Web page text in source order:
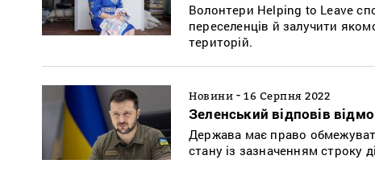
Волонтери Helping to Leave
переселенців й залучити
територій.
Новини - 16 Серпня 2022
Зеленський відповів
Держава має право
стану із зазначенням строку